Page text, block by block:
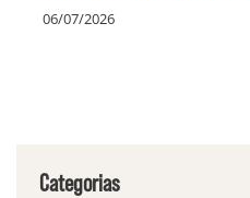
06/07/2026
Categorias